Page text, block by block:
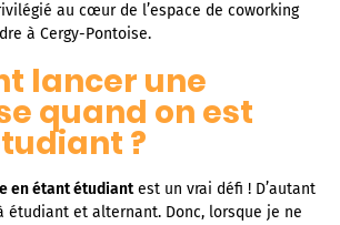
au cœur de l’espace de coworking
à Cergy-Pontoise.
lancer une
quand on est
?
en étant étudiantest un vrai défi ! D’autant
étudiant et alternant. Donc, lorsque je ne